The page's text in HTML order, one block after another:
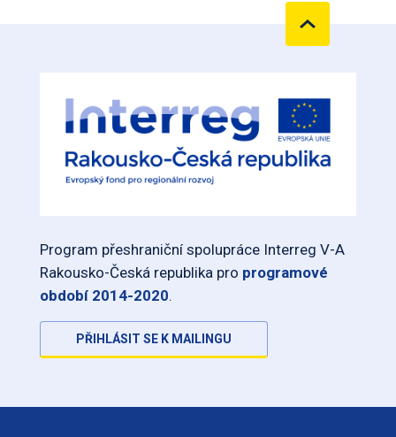
Program přeshraniční spolupráce Interreg V-A
Rakousko-Česká republika pro programové
období 2014-2020.
PŘIHLÁSIT SE K MAILINGU